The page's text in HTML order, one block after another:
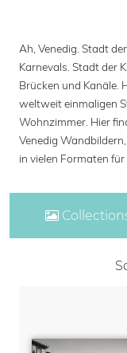
Ah, Venedig. Stadt
Karnevals. Stadt der
Brücken und Kanäle.
weltweit einmaligen
Wohnzimmer. Hier
Venedig
in vielen Formaten